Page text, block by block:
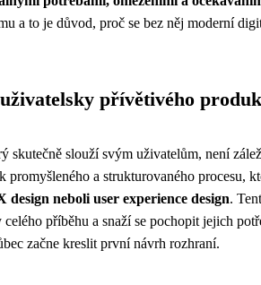
a to je důvod, proč se bez něj moderní
přívětivého
skutečně slouží svým uživatelům, není
promyšleného a strukturovaného procesu,
design neboli user experience design.
příběhu a snaží se pochopit jejich
začne kreslit první návrh rozhraní.